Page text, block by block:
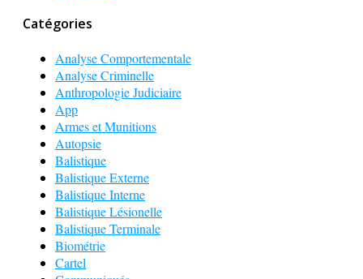
Catégories
Analyse Comportementale
Analyse Criminelle
Anthropologie Judiciaire
App
Armes et Munitions
Autopsie
Balistique
Balistique Externe
Balistique Interne
Balistique Lésionelle
Balistique Terminale
Biométrie
Cartel